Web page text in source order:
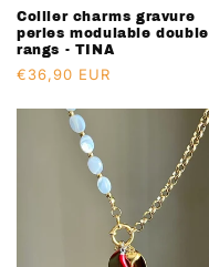
Collier charms gravure
perles modulable double
rangs - TINA
Prix
€36,90 EUR